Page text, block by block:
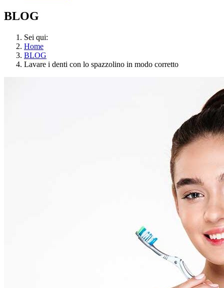
BLOG
Sei qui:
Home
BLOG
Lavare i denti con lo spazzolino in modo corretto